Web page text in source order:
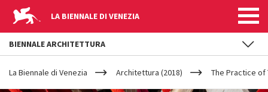
LA BIENNALE DI VENEZIA
YOUR
ARE
La Biennale di Venezia Architettura (2018) The Practice of
BIENNALE ARCHITETTURA